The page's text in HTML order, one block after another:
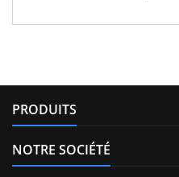
PRODUITS
NOTRE SOCIÉTÉ